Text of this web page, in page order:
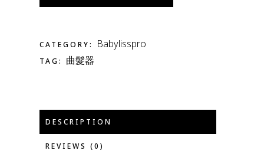
CATEGORY: Babylisspro
TAG: 曲髮器
DESCRIPTION
REVIEWS (0)